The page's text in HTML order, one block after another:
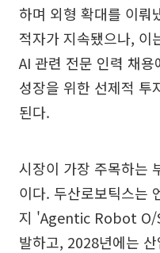
하며 외형 확대를 이뤄
적자가 지속됐으나, 이
AI 관련 전문 인력 채
성장을 위한 선제적 투
된다.
시장이 가장 주목하는
이다. 두산로보틱스는
지 'Agentic Robot O/
발하고, 2028년에는